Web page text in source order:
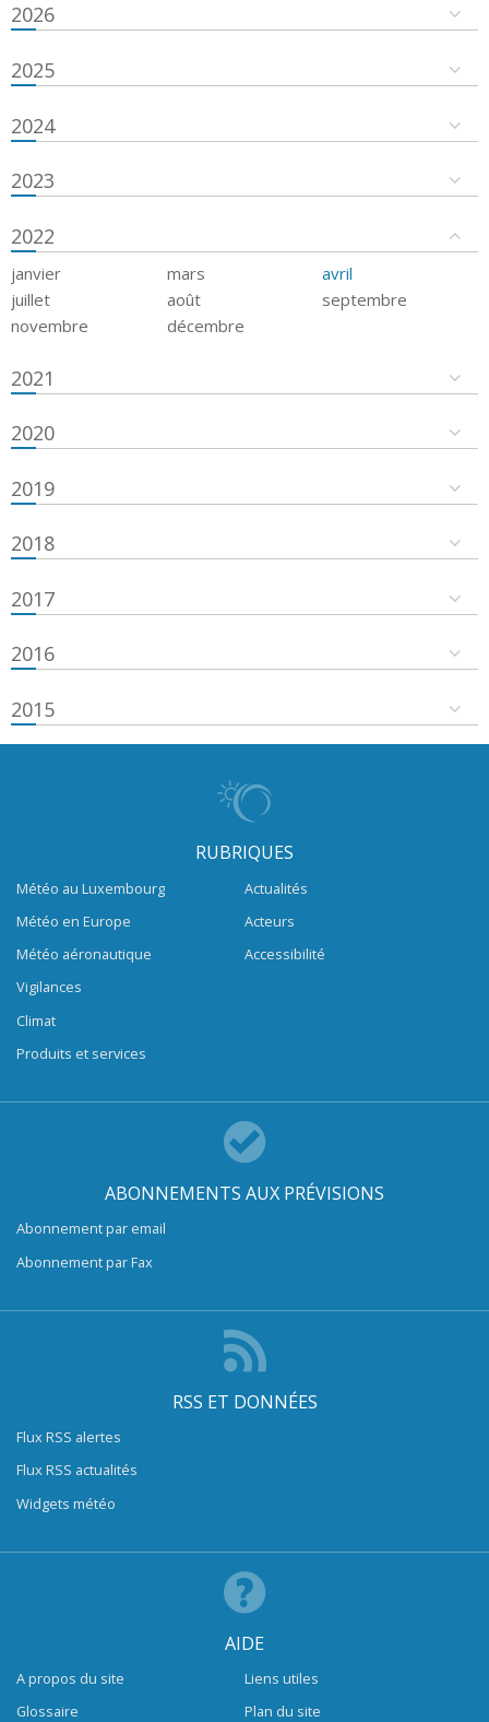
2026
2025
2024
2023
2022
janvier mars
avril
juillet
août
septembre
novembre
décembre
2021
2020
2019
2018
2017
2016
2015
RUBRIQUES
Météo au Luxembourg
Météo en Europe
Météo aéronautique
Vigilances
Climat
Produits et services
Actualités
Acteurs
Accessibilité
ABONNEMENTS AUX PRÉVISIONS
Abonnement par email
Abonnement par Fax
RSS ET DONNÉES
Flux RSS alertes
Flux RSS actualités
Widgets météo
AIDE
A propos du site
Glossaire
Liens utiles
Plan du site